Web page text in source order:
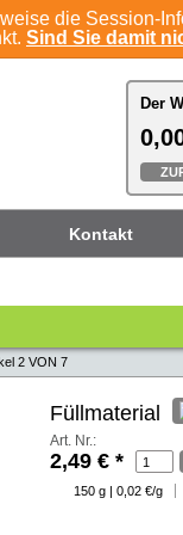
die Session-
Sind Sie damit
Kontakt
Der
Der
2 VON 7
Füllmaterial
Art. Nr.:
2,49 € *
150 g | 0,02 €/g